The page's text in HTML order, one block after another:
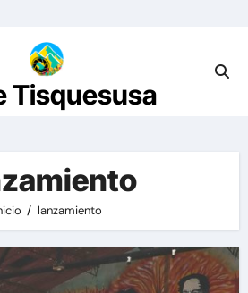
Tisquesusa
lanzamiento